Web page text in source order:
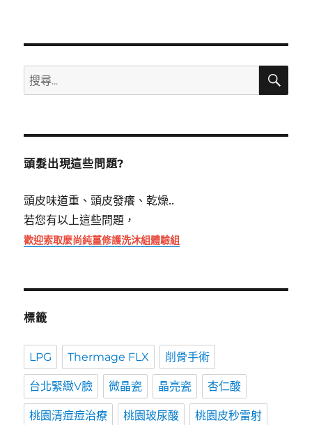
搜
尋
鍵
搜
頭髮出現這些問題?
頭皮味道重、頭皮發癢、乾燥..
若您有以上這些問題，
歡迎索取麼尚純薑修護洗沐組體驗組
標籤
LPG Thermage FLX 削骨手術
台北緊緻V臉 微晶瓷 晶亮瓷 杏仁酸
桃園清痘痘治療 桃園玻尿酸 桃園皮秒雷射